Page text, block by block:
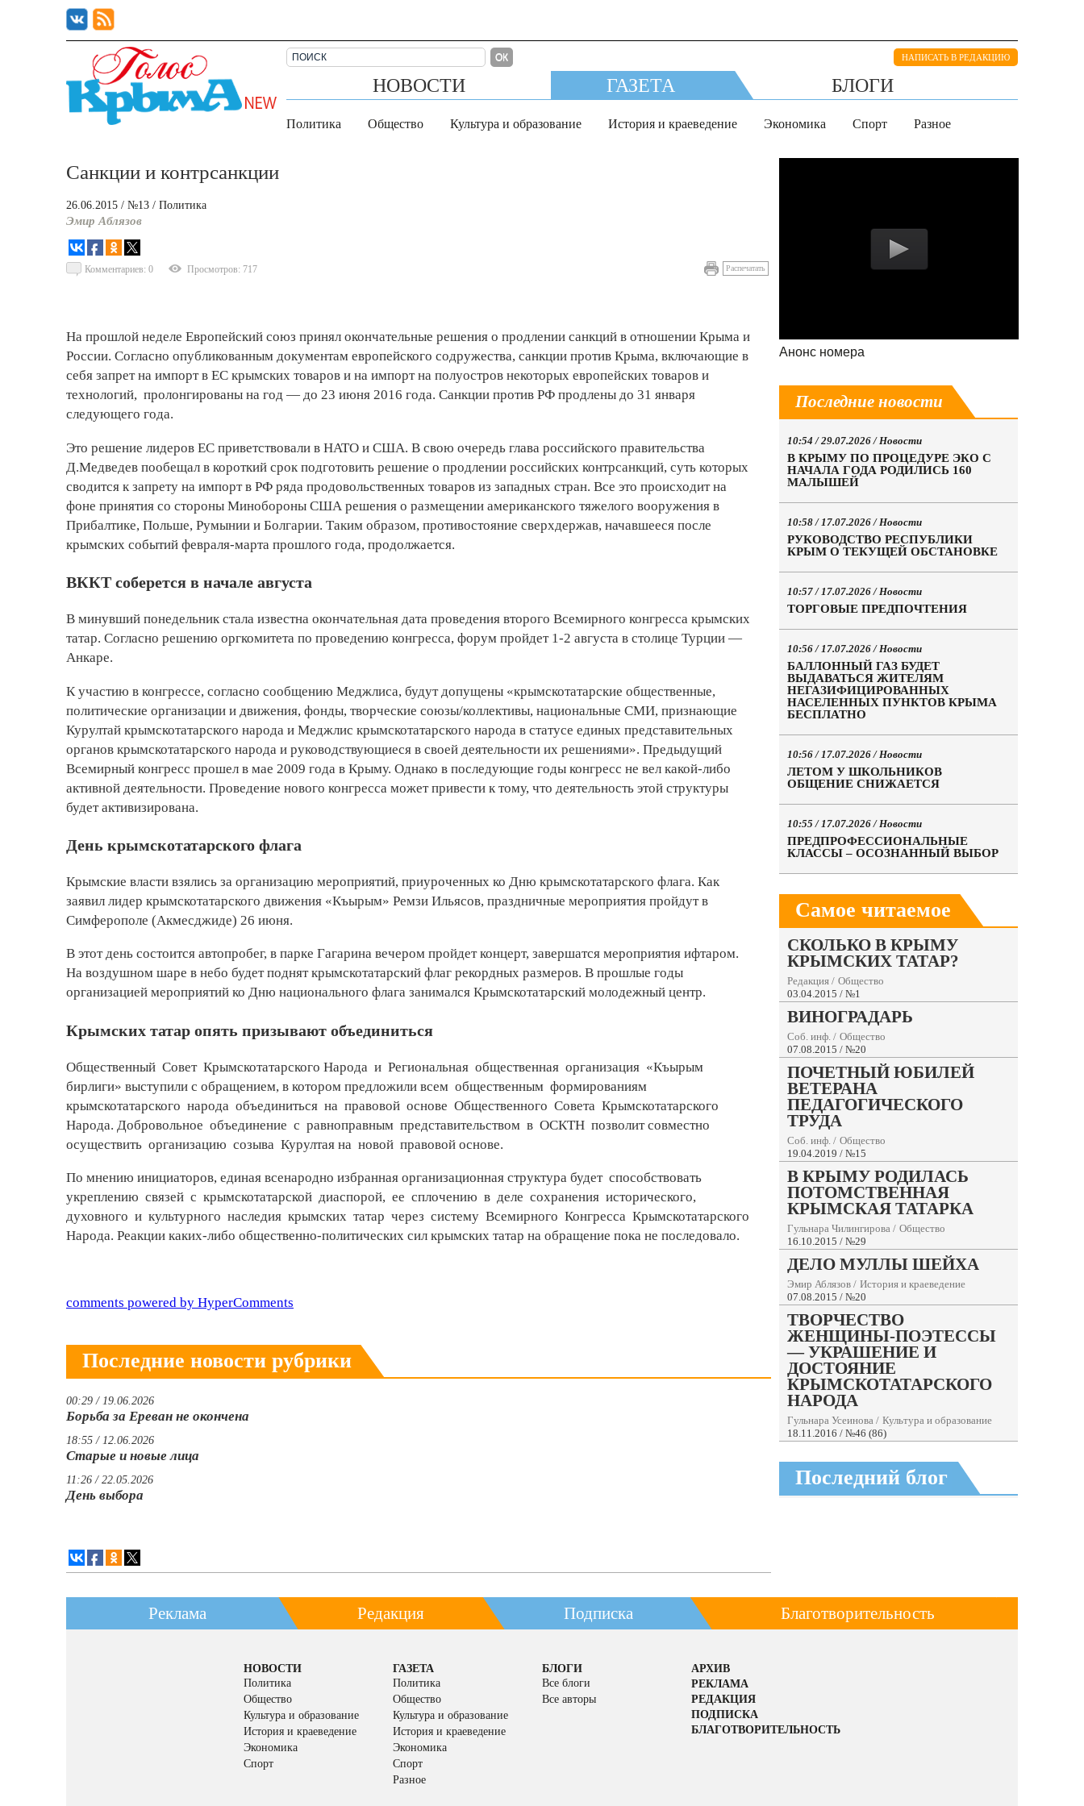
ОК НАПИСАТЬ В РЕДАКЦИЮ
НОВОСТИ ГАЗЕТА БЛОГИ
Политика Общество Культура и образование История и краеведение Экономика Спорт Разное
Санкции и контрсанкции
26.06.2015 / №13 / Политика
Эмир Аблязов
Комментариев: 0 Просмотров: 717 Распечатать
На прошлой неделе Европейский союз принял окончательные решения о продлении санкций в отношении Крыма и
России. Согласно опубликованным документам европейского содружества, санкции против Крыма, включающие в
себя запрет на импорт в ЕС крымских товаров и на импорт на полуостров некоторых европейских товаров и
технологий, пролонгированы на год — до 23 июня 2016 года. Санкции против РФ продлены до 31 января
следующего года.
Это решение лидеров ЕС приветствовали в НАТО и США. В свою очередь глава российского правительства
Д.Медведев пообещал в короткий срок подготовить решение о продлении российских контрсанкций, суть которых
сводится к запрету на импорт в РФ ряда продовольственных товаров из западных стран. Все это происходит на
фоне принятия со стороны Минобороны США решения о размещении американского тяжелого вооружения в
Прибалтике, Польше, Румынии и Болгарии. Таким образом, противостояние сверхдержав, начавшееся после
крымских событий февраля-марта прошлого года, продолжается.
ВККТ соберется в начале августа
В минувший понедельник стала известна окончательная дата проведения второго Всемирного конгресса крымских
татар. Согласно решению оргкомитета по проведению конгресса, форум пройдет 1-2 августа в столице Турции —
Анкаре.
К участию в конгрессе, согласно сообщению Меджлиса, будут допущены «крымскотатарские общественные,
политические организации и движения, фонды, творческие союзы/коллективы, национальные СМИ, признающие
Курултай крымскотатарского народа и Меджлис крымскотатарского народа в статусе единых представительных
органов крымскотатарского народа и руководствующиеся в своей деятельности их решениями». Предыдущий
Всемирный конгресс прошел в мае 2009 года в Крыму. Однако в последующие годы конгресс не вел какой-либо
активной деятельности. Проведение нового конгресса может привести к тому, что деятельность этой структуры
будет активизирована.
День крымскотатарского флага
Крымские власти взялись за организацию мероприятий, приуроченных ко Дню крымскотатарского флага. Как
заявил лидер крымскотатарского движения «Къырым» Ремзи Ильясов, праздничные мероприятия пройдут в
Симферополе (Акмесджиде) 26 июня.
В этот день состоится автопробег, в парке Гагарина вечером пройдет концерт, завершатся мероприятия ифтаром.
На воздушном шаре в небо будет поднят крымскотатарский флаг рекордных размеров. В прошлые годы
организацией мероприятий ко Дню национального флага занимался Крымскотатарский молодежный центр.
Крымских татар опять призывают объединиться
Общественный Совет Крымскотатарского Народа и Региональная общественная организация «Къырым
бирлиги» выступили с обращением, в котором предложили всем общественным формированиям
крымскотатарского народа объединиться на правовой основе Общественного Совета Крымскотатарского
Народа. Добровольное объединение с равноправным представительством в ОСКТН позволит совместно
осуществить организацию созыва Курултая на новой правовой основе.
По мнению инициаторов, единая всенародно избранная организационная структура будет способствовать
укреплению связей с крымскотатарской диаспорой, ее сплочению в деле сохранения исторического,
духовного и культурного наследия крымских татар через систему Всемирного Конгресса Крымскотатарского
Народа. Реакции каких-либо общественно-политических сил крымских татар на обращение пока не последовало.
comments powered by HyperComments
Последние новости рубрики
00:29 / 19.06.2026
Борьба за Ереван не окончена
18:55 / 12.06.2026
Старые и новые лица
11:26 / 22.05.2026
День выбора
Анонс номера
Последние новости
10:54 / 29.07.2026 /Новости
В КРЫМУ ПО ПРОЦЕДУРЕ ЭКО С
НАЧАЛА ГОДА РОДИЛИСЬ 160
МАЛЫШЕЙ
10:58 / 17.07.2026 /Новости
РУКОВОДСТВО РЕСПУБЛИКИ
КРЫМ О ТЕКУЩЕЙ ОБСТАНОВКЕ
10:57 / 17.07.2026 /Новости
ТОРГОВЫЕ ПРЕДПОЧТЕНИЯ
10:56 / 17.07.2026 /Новости
БАЛЛОННЫЙ ГАЗ БУДЕТ
ВЫДАВАТЬСЯ ЖИТЕЛЯМ
НЕГАЗИФИЦИРОВАННЫХ
НАСЕЛЕННЫХ ПУНКТОВ КРЫМА
БЕСПЛАТНО
10:56 / 17.07.2026 /Новости
ЛЕТОМ У ШКОЛЬНИКОВ
ОБЩЕНИЕ СНИЖАЕТСЯ
10:55 / 17.07.2026 /Новости
ПРЕДПРОФЕССИОНАЛЬНЫЕ
КЛАССЫ – ОСОЗНАННЫЙ ВЫБОР
Самое читаемое
СКОЛЬКО В КРЫМУ
КРЫМСКИХ ТАТАР?
Редакция / Общество
03.04.2015 / №1
ВИНОГРАДАРЬ
Соб. инф. / Общество
07.08.2015 / №20
ПОЧЕТНЫЙ ЮБИЛЕЙ
ВЕТЕРАНА
ПЕДАГОГИЧЕСКОГО
ТРУДА
Соб. инф. / Общество
19.04.2019 / №15
В КРЫМУ РОДИЛАСЬ
ПОТОМСТВЕННАЯ
КРЫМСКАЯ ТАТАРКА
Гульнара Чилингирова / Общество
16.10.2015 / №29
ДЕЛО МУЛЛЫ ШЕЙХА
Эмир Аблязов / История и краеведение
07.08.2015 / №20
ТВОРЧЕСТВО
ЖЕНЩИНЫ-ПОЭТЕССЫ
— УКРАШЕНИЕ И
ДОСТОЯНИЕ
КРЫМСКОТАТАРСКОГО
НАРОДА
Гульнара Усеинова / Культура и образование
18.11.2016 / №46 (86)
Последний блог
Реклама Редакция Подписка Благотворительность
НОВОСТИ
Политика
Общество
Культура и образование
История и краеведение
Экономика
Спорт
ГАЗЕТА
Политика
Общество
Культура и образование
История и краеведение
Экономика
Спорт
Разное
БЛОГИ
Все блоги
Все авторы
АРХИВ
РЕКЛАМА
РЕДАКЦИЯ
ПОДПИСКА
БЛАГОТВОРИТЕЛЬНОСТЬ